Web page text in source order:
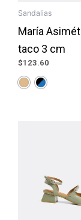
Sandalias
María
taco 3 cm
$123.60